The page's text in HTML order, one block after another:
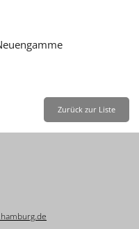
Leichte Sprache
Zurück zur Liste